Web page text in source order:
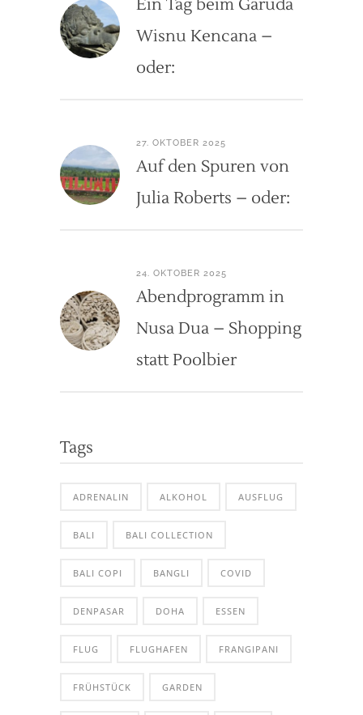
Ein Tag beim Garuda
Wisnu Kencana –
oder:
27. OKTOBER 2025
Auf den Spuren von
Julia Roberts – oder:
24. OKTOBER 2025
Abendprogramm in
Nusa Dua – Shopping
statt Poolbier
Tags
ADRENALIN ALKOHOL AUSFLUG
BALI BALI COLLECTION
BALI COPI BANGLI COVID
DENPASAR DOHA ESSEN
FLUG FLUGHAFEN FRANGIPANI
FRÜHSTÜCK GARDEN